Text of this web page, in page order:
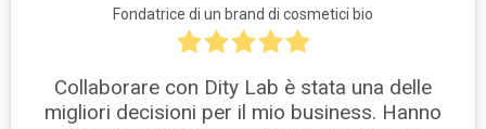
Fondatrice di un brand di cosmetici bio
Collaborare con Dity Lab è stata una delle
migliori decisioni per il mio business. Hanno